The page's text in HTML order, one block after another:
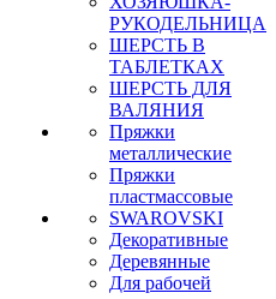
РУКОДЕЛЬНИЦА
ШЕРСТЬ В
ТАБЛЕТКАХ
ШЕРСТЬ ДЛЯ
ВАЛЯНИЯ
Пряжки
металлические
Пряжки
пластмассовые
SWAROVSKI
Декоративные
Деревянные
Для рабочей